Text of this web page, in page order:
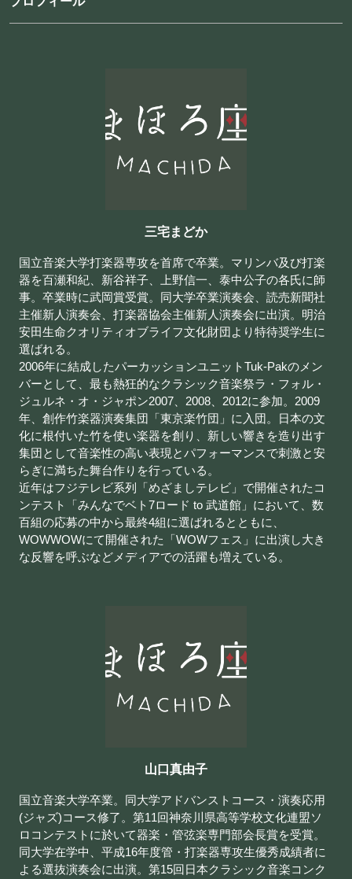
三宅まどか
国立音楽大学打楽器専攻を首席で卒業。マリンバ及び打楽
器を百瀬和紀、新谷祥子、上野信一、泰中公子の各氏に師
事。卒業時に武岡賞受賞。同大学卒業演奏会、読売新聞社
主催新人演奏会、打楽器協会主催新人演奏会に出演。明治
安田生命クオリティオブライフ文化財団より特待奨学生に
選ばれる。
2006年に結成したパーカッションユニットTuk-Pakのメン
バーとして、最も熱狂的なクラシック音楽祭ラ・フォル・
ジュルネ・オ・ジャポン2007、2008、2012に参加。2009
年、創作竹楽器演奏集団「東京楽竹団」に入団。日本の文
化に根付いた竹を使い楽器を創り、新しい響きを造り出す
集団として音楽性の高い表現とパフォーマンスで刺激と安
らぎに満ちた舞台作りを行っている。
近年はフジテレビ系列「めざましテレビ」で開催されたコ
ンテスト「みんなでベト7ロード to 武道館」において、数
百組の応募の中から最終4組に選ばれるとともに、
WOWWOWにて開催された「WOWフェス」に出演し大き
な反響を呼ぶなどメディアでの活躍も増えている。
山口真由子
国立音楽大学卒業。同大学アドバンストコース・演奏応用
(ジャズ)コース修了。第11回神奈川県高等学校文化連盟ソ
ロコンテストに於いて器楽・管弦楽専門部会長賞を受賞。
同大学在学中、平成16年度管・打楽器専攻生優秀成績者に
よる選抜演奏会に出演。第15回日本クラシック音楽コンク